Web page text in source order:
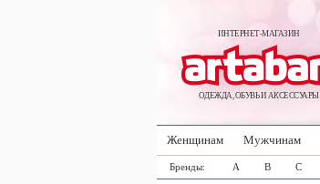
ИНТЕРНЕТ-МАГАЗИН
ОДЕЖДА, ОБУВЬ И АКСЕССУАРЫ
Женщинам Мужчинам
Бренды: A B C